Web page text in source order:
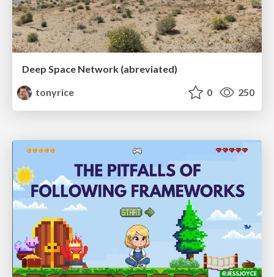
Deep Space Network (abreviated)
tonyrice
0 250